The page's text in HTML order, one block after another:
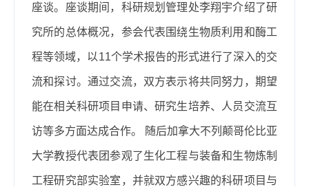
座谈。座谈期间，科研规划管理处李翔宇介绍了研
究所的总体概况，参会代表围绕生物质利用和酶工
程等领域，以 11个学术报告的形式进行了深入的交
流和探讨。通过交流，双方表示将共同努力，期望
能在相关科研项目申请、研究生培养、人员交流互
访等多方面达成合作。 随后加拿大不列颠哥伦比亚
大学教授代表团参观了生化工程与装备和生物炼制
工程研究部实验室，并就双方感兴趣的科研项目与